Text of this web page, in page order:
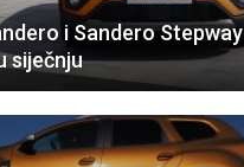
i Sandero Stepway
siječnju